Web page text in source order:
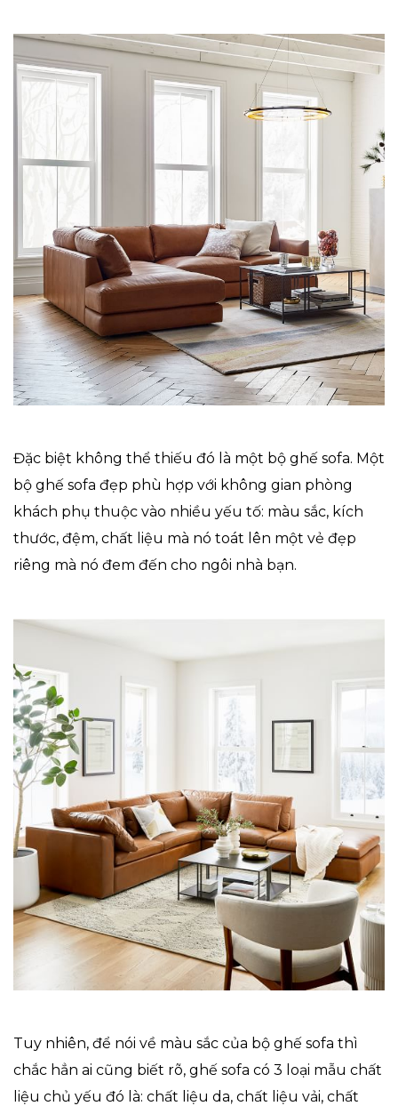
Đặc biệt không thể thiếu đó là một bộ ghế sofa. Một
bộ ghế sofa đẹp phù hợp với không gian phòng
khách phụ thuộc vào nhiều yếu tố: màu sắc, kích
thước, đệm, chất liệu mà nó toát lên một vẻ đẹp
riêng mà nó đem đến cho ngôi nhà bạn.
Tuy nhiên, để nói về màu sắc của bộ ghế sofa thì
chắc hẳn ai cũng biết rõ, ghế sofa có 3 loại mẫu chất
liệu chủ yếu đó là: chất liệu da, chất liệu vải, chất